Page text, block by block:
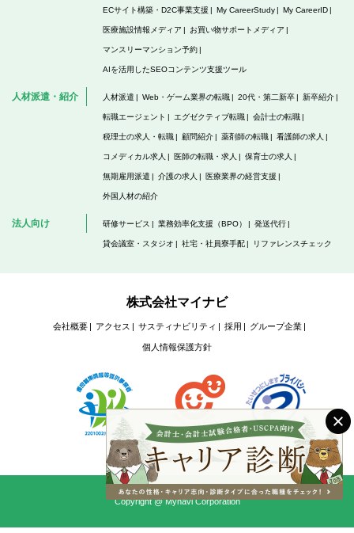
ECサイト構築・D2C事業支援 My CareerStudy My CareerID
医療施設情報メディア お買い物サポートメディア
マンスリーマンション予約
AIを活用したSEOコンテンツ支援ツール
人材派遣・紹介 人材派遣 Web・ゲーム業界の転職 20代・第二新卒 新卒紹介
転職エージェント エグゼクティブ転職 会計士の転職
税理士の求人・転職 顧問紹介 薬剤師の転職 看護師の求人
コメディカル求人 医師の転職・求人 保育士の求人
無期雇用派遣 介護の求人 医療業界の経営支援
外国人材の紹介
法人向け 研修サービス 業務効率化支援（BPO） 発送代行
貸会議室・スタジオ 社宅・社員寮手配 リファレンスチェック
株式会社マイナビ
会社概要 アクセス サスティナビリティ 採用 グループ企業
個人情報保護方針
Copyright @ Mynavi Corporation